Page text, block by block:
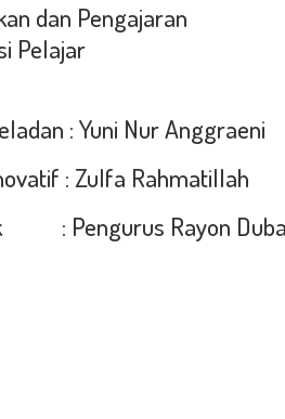
dan Pengajaran
Pelajar
: Yuni Nur Anggraeni
: Zulfa Rahmatillah
: Pengurus Rayon